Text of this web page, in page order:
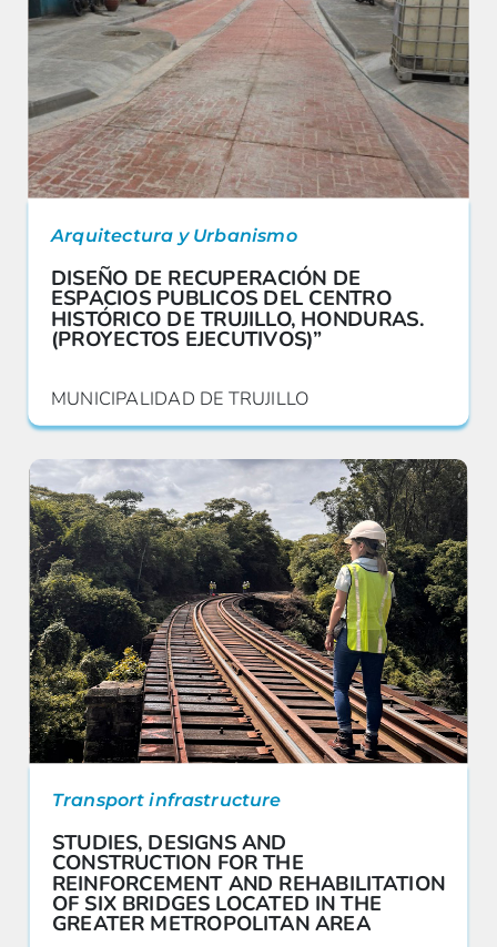
Arquitectura y Urbanismo
DISEÑO DE RECUPERACIÓN DE
ESPACIOS PUBLICOS DEL CENTRO
HISTÓRICO DE TRUJILLO, HONDURAS.
(PROYECTOS EJECUTIVOS)”
MUNICIPALIDAD DE TRUJILLO
Transport infrastructure
STUDIES, DESIGNS AND
CONSTRUCTION FOR THE
REINFORCEMENT AND REHABILITATION
OF SIX BRIDGES LOCATED IN THE
GREATER METROPOLITAN AREA